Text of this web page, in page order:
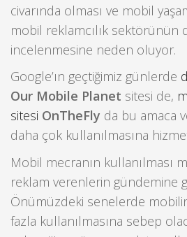
civarında olması ve mobil
mobil reklamcılık sektörünün
incelenmesine neden oluyor.
Google’ın geçtiğimiz günlerde
Our Mobile Planet sitesi de,
sitesi OnTheFly da bu amaca
daha çok kullanılmasına
Mobil mecranın kullanılması
reklam verenlerin gündemine
Önümüzdeki senelerde
fazla kullanılmasına sebep